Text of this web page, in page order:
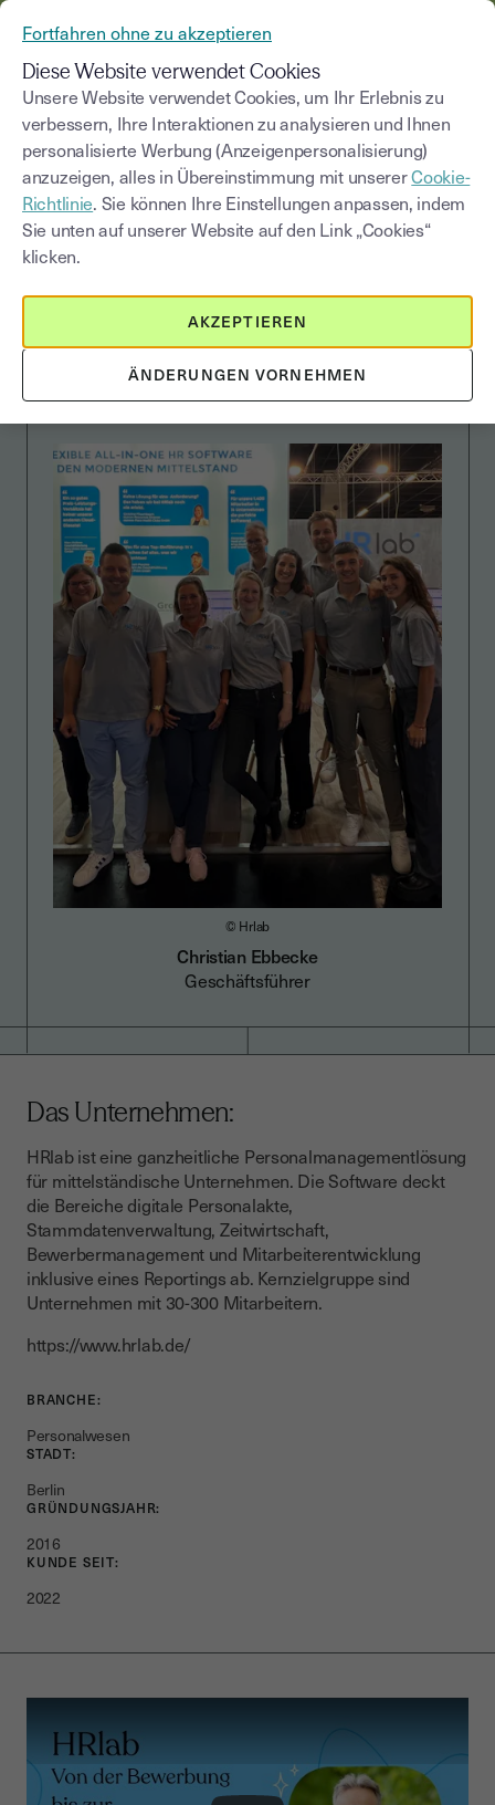
CUSTOMER STORIES
Von der Bewerbung bis
zur
Vertragsunterzeichnung:
E-Signaturen bei HRlab
© Hrlab
Christian Ebbecke
Geschäftsführer
Das Unternehmen:
HRlab ist eine ganzheitliche Personalmanagementlösung
für mittelständische Unternehmen. Die Software deckt
die Bereiche digitale Personalakte,
Stammdatenverwaltung, Zeitwirtschaft,
Bewerbermanagement und Mitarbeiterentwicklung
inklusive eines Reportings ab. Kernzielgruppe sind
Unternehmen mit 30-300 Mitarbeitern.
https://www.hrlab.de/
BRANCHE:
Personalwesen
STADT:
Berlin
GRÜNDUNGSJAHR:
2016
KUNDE SEIT:
2022
Fortfahren ohne zu akzeptieren
Diese Website verwendet Cookies
Unsere Website verwendet Cookies, um Ihr Erlebnis zu
verbessern, Ihre Interaktionen zu analysieren und Ihnen
personalisierte Werbung (Anzeigenpersonalisierung)
anzuzeigen, alles in Übereinstimmung mit unsererCookie-
Richtlinie. Sie können Ihre Einstellungen anpassen, indem
Sie unten auf unserer Website auf den Link „Cookies“
klicken.
ÄNDERUNGEN VORNEHMEN
AKZEPTIEREN